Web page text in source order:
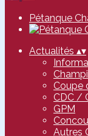
Pétanque
Actualités ▴▾
Coupe
CDC /
GPM
Autres